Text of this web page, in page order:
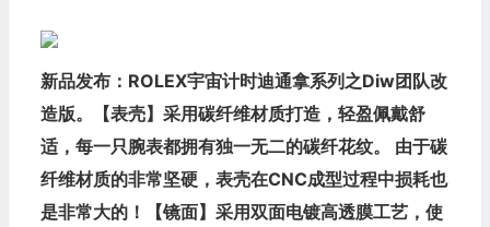
新品发布：ROLEX宇宙计时迪通拿系列之Diw团队改
造版。【表壳】采用碳纤维材质打造，轻盈佩戴舒
适，每一只腕表都拥有独一无二的碳纤花纹。 由于碳
纤维材质的非常坚硬，表壳在CNC成型过程中损耗也
是非常大的！【镜面】采用双面电镀高透膜工艺，使